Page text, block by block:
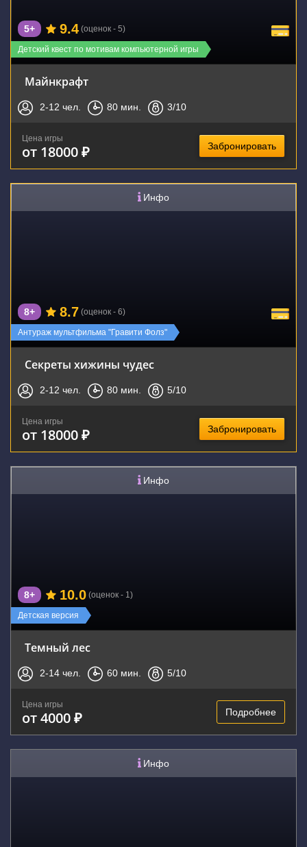
Детский квест по мотивам компьютерной игры
5+ 9.4 (оценок - 5)
Майнкрафт
2-12 чел. 80 мин. 3/10
Цена игры
от 18000 ₽ Забронировать
Инфо
Антураж мультфильма "Гравити Фолз"
8+ 8.7 (оценок - 6)
Секреты хижины чудес
2-12 чел. 80 мин. 5/10
Цена игры
от 18000 ₽ Забронировать
Инфо
Детская версия
8+ 10.0 (оценок - 1)
Темный лес
2-14 чел. 60 мин. 5/10
Цена игры
от 4000 ₽ Подробнее
Инфо